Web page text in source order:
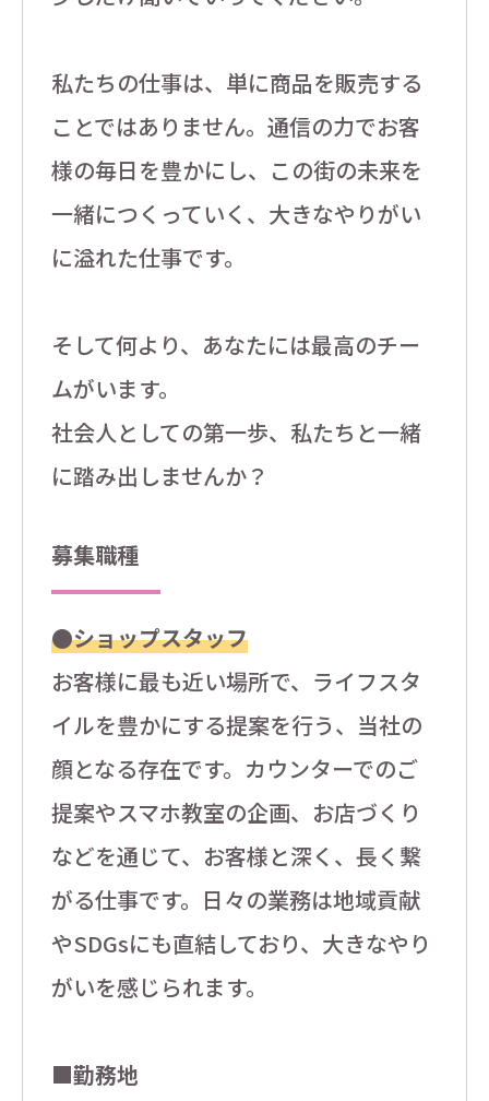
私たちの仕事は、単に商品を販売する
ことではありません。通信の力でお客
様の毎日を豊かにし、この街の未来を
一緒につくっていく、大きなやりがい
に溢れた仕事です。
そして何より、あなたには最高のチー
ムがいます。
社会人としての第一歩、私たちと一緒
に踏み出しませんか？
募集職種
●ショップスタッフ
お客様に最も近い場所で、ライフスタ
イルを豊かにする提案を行う、当社の
顔となる存在です。カウンターでのご
提案やスマホ教室の企画、お店づくり
などを通じて、お客様と深く、長く繋
がる仕事です。日々の業務は地域貢献
やSDGsにも直結しており、大きなやり
がいを感じられます。
■勤務地